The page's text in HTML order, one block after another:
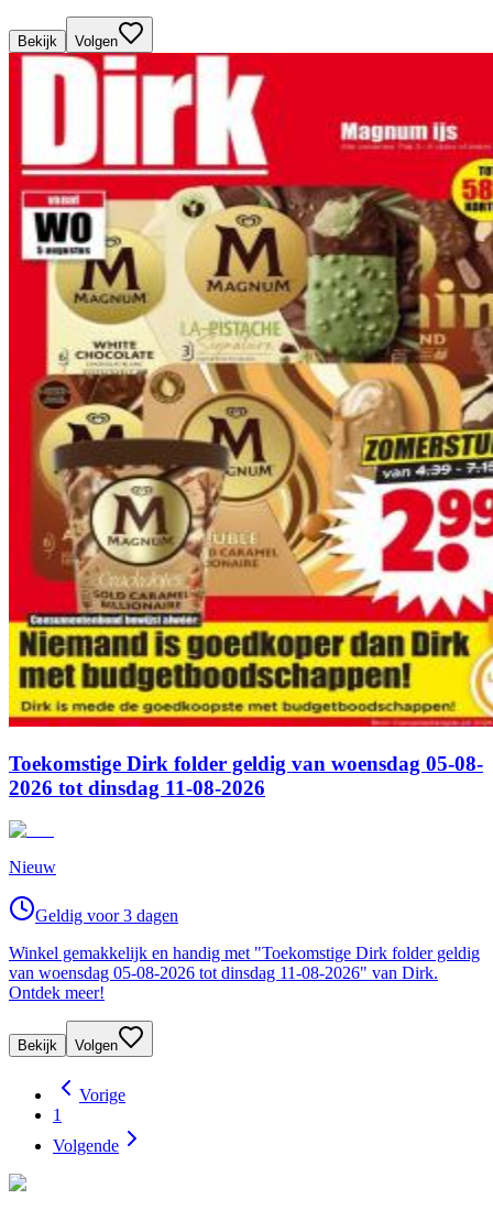
Bekijk Volgen
Toekomstige Dirk folder geldig van woensdag 05-08-
2026 tot dinsdag 11-08-2026
Nieuw
Geldig voor 3 dagen
Winkel gemakkelijk en handig met "Toekomstige Dirk folder geldig
van woensdag 05-08-2026 tot dinsdag 11-08-2026" van Dirk.
Ontdek meer!
Bekijk Volgen
Vorige
1
Volgende